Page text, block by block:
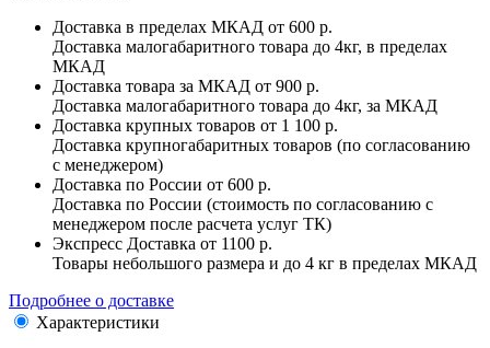
Доставка в пределах МКАД от 600 р.
Доставка малогабаритного товара до 4кг, в пределах
МКАД
Доставка товара за МКАД от 900 р.
Доставка малогабаритного товара до 4кг, за МКАД
Доставка крупных товаров от 1 100 р.
Доставка крупногабаритных товаров (по согласованию
с менеджером)
Доставка по России от 600 р.
Доставка по России (стоимость по согласованию с
менеджером после расчета услуг ТК)
Экспресс Доставка от 1100 р.
Товары небольшого размера и до 4 кг в пределах МКАД
Подробнее о доставке
Характеристики